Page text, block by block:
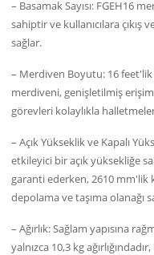
– Basamak Sayısı: FGEH16
sahiptir ve kullanıcılara çıkış
sağlar.
– Merdiven Boyutu: 16
merdiveni, genişletilmiş
görevleri kolaylıkla
– Açık Yükseklik ve Kapalı
etkileyici bir açık yüksekliğe
garanti ederken, 2610 mm'lik
depolama ve taşıma olanağı
– Ağırlık: Sağlam yapısına
yalnızca 10,3 kg